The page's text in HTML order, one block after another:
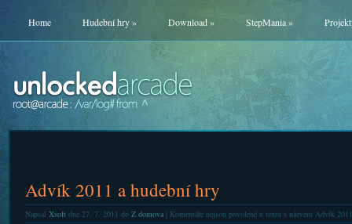
Home Hudební hry» Download» StepMania»
Advík 2011 a hudební hry
Napsal Xsoftdne 27. 7. 2011 do Z domova| Komentáře nejsou povolenéu textu s názvem Advík